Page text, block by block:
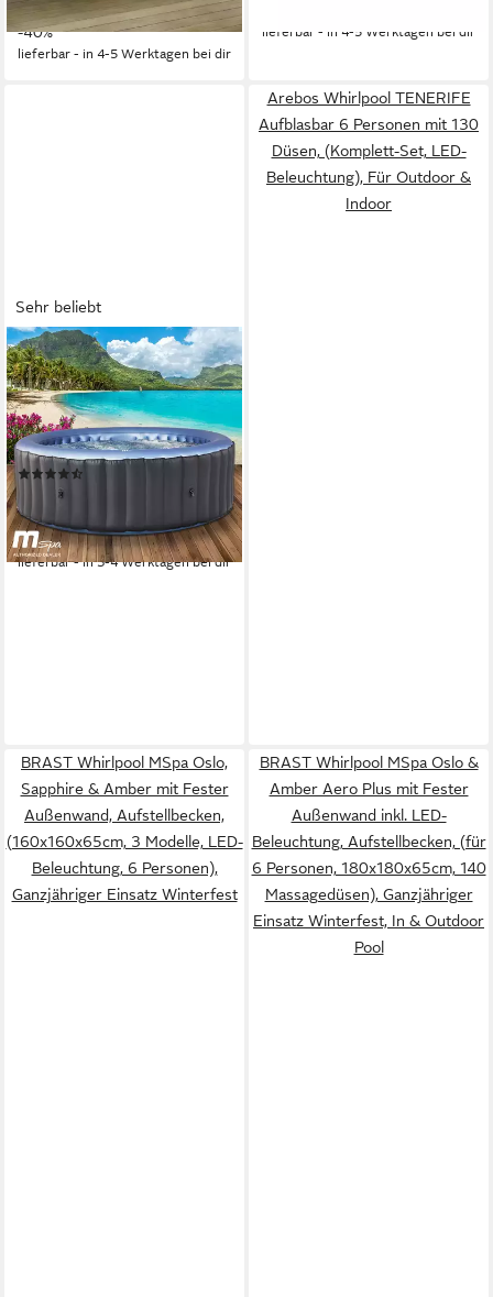
15,07 € mtl. in 36 Raten
-40%
lieferbar - in 4-5 Werktagen bei dir
lieferbar - in 4-5 Werktagen bei dir
Sehr beliebt
BRAST
Whirlpool aufblasbar MSpa
Bergen für 4-8 Personen,
viele Größen Ø180-224cm,
aufblasbares Aufstellbecken,
(In- Outdoor Pool,
Ganzjähriger Einsatz, 118
Massagedüsen),
Stromsparend inkl.
ab 419,99 €
499,00 €
15,07 €
-16%
lieferbar - in 3-4 Werktagen bei dir
Arebos Whirlpool TENERIFE
Aufblasbar 6 Personen mit 130
Düsen, (Komplett-Set, LED-
Beleuchtung), Für Outdoor &
Indoor
BRAST Whirlpool MSpa Oslo,
Sapphire & Amber mit Fester
Außenwand, Aufstellbecken,
(160x160x65cm, 3 Modelle, LED-
Beleuchtung, 6 Personen),
Ganzjähriger Einsatz Winterfest
BRAST Whirlpool MSpa Oslo &
Amber Aero Plus mit Fester
Außenwand inkl. LED-
Beleuchtung, Aufstellbecken, (für
6 Personen, 180x180x65cm, 140
Massagedüsen), Ganzjähriger
Einsatz Winterfest, In & Outdoor
Pool